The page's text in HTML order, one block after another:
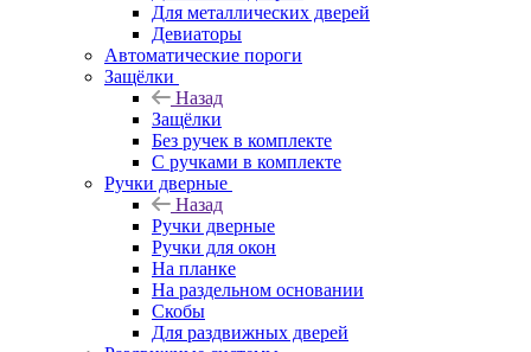
Для металлических дверей
Девиаторы
Автоматические пороги
Защёлки
Назад
Защёлки
Без ручек в комплекте
С ручками в комплекте
Ручки дверные
Назад
Ручки дверные
Ручки для окон
На планке
На раздельном основании
Скобы
Для раздвижных дверей